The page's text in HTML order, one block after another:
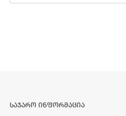
საჯარო ინფორმაცია